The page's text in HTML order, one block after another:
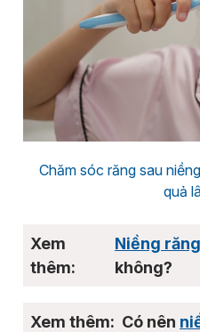
Chăm sóc răng sau
quả
Niềng
không?
Có nên